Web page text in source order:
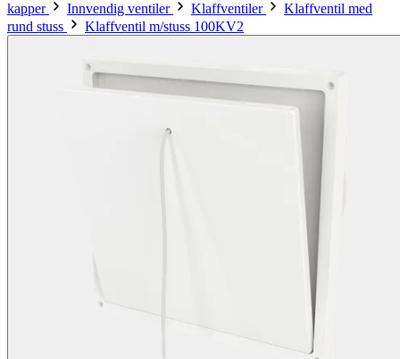
kapper
Innvendig ventiler Klaffventiler
Klaffventil med
rund stuss
Klaffventil m/stuss 100KV2